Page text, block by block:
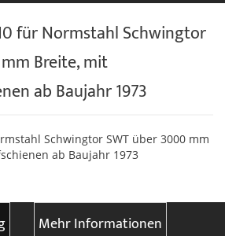
für Normstahl Schwingtor
Breite, mit
ab Baujahr 1973
Schwingtor SWT über 3000 mm
ab Baujahr 1973
Mehr Informationen